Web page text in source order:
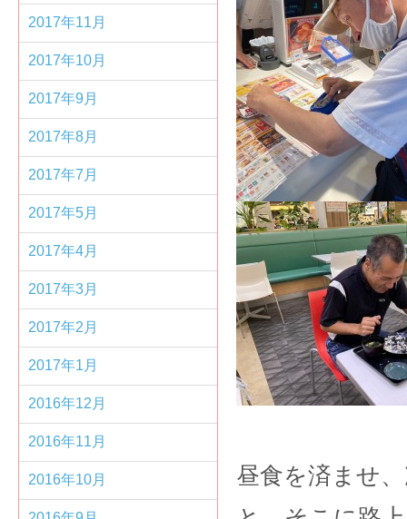
昼食を済ませ
2017年11月
2017年10月
2017年9月
2017年8月
2017年7月
2017年5月
2017年4月
2017年3月
2017年2月
2017年1月
2016年12月
2016年11月
2016年10月